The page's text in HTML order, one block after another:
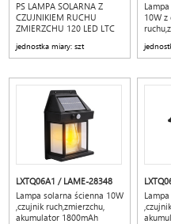
PS LAMPA SOLARNA Z
CZUJNIKIEM RUCHU
ZMIERZCHU 120 LED LTC
jednostka miary: szt
10W z
LXTQ06A1 / LAME-28348
Lampa solarna ścienna 10W
,czujnik ruch,zmierzchu,
akumulator 1800mAh